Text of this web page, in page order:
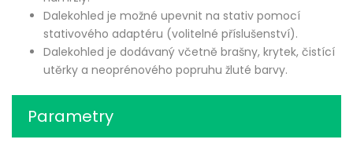
Dalekohled je možné upevnit na stativ pomocí
stativového adaptéru (volitelné příslušenství).
Dalekohled je dodávaný včetně brašny, krytek, čistící
utěrky a neoprénového popruhu žluté barvy.
Parametry